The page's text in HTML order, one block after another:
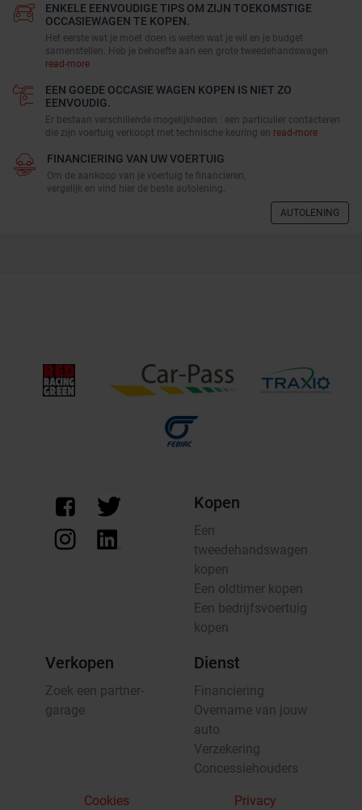
ENKELE EENVOUDIGE TIPS OM ZIJN TOEKOMSTIGE
OCCASIEWAGEN TE KOPEN.
Het eerste wat je moet doen is weten wat je wil en je budget
samenstellen. Heb je behoefte aan een grote tweedehandswagen
read-more
EEN GOEDE OCCASIE WAGEN KOPEN IS NIET ZO
EENVOUDIG.
Er bestaan verschillende mogelijkheden : een particulier contacteren
die zijn voertuig verkoopt met technische keuring en read-more
FINANCIERING VAN UW VOERTUIG
Om de aankoop van je voertuig te financieren,
vergelijk en vind hier de beste autolening.
AUTOLENING
Kopen
Een
tweedehandswagen
kopen
Een oldtimer kopen
Een bedrijfsvoertuig
kopen
Verkopen
Zoek een partner-
garage
Dienst
Financiering
Overname van jouw
auto
Verzekering
Concessiehouders
Cookies Privacy